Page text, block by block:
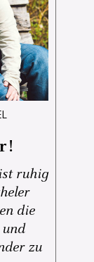
ruhig
die
zu